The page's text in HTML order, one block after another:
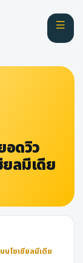
อดวิว
ลมีเดีย
นโซเชียลมีเดีย